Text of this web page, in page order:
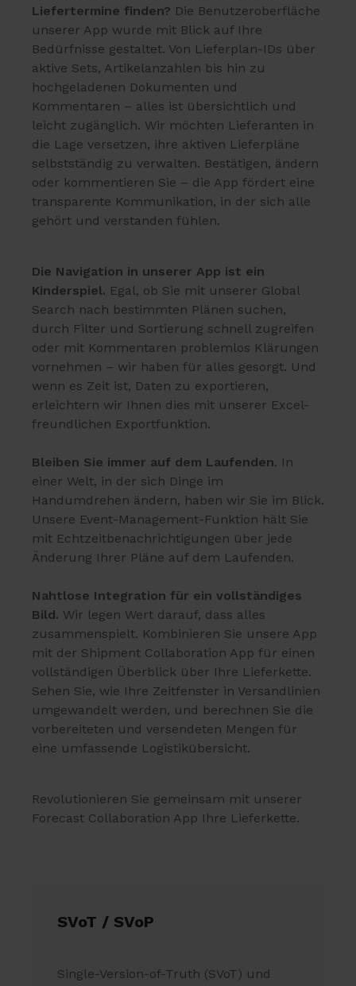
Liefertermine finden? Die Benutzeroberfläche
unserer App wurde mit Blick auf Ihre
Bedürfnisse gestaltet. Von Lieferplan-IDs über
aktive Sets, Artikelanzahlen bis hin zu
hochgeladenen Dokumenten und
Kommentaren – alles ist übersichtlich und
leicht zugänglich. Wir möchten Lieferanten in
die Lage versetzen, ihre aktiven Lieferpläne
selbstständig zu verwalten. Bestätigen, ändern
oder kommentieren Sie – die App fördert eine
transparente Kommunikation, in der sich alle
gehört und verstanden fühlen.
Die Navigation in unserer App ist ein
Kinderspiel. Egal, ob Sie mit unserer Global
Search nach bestimmten Plänen suchen,
durch Filter und Sortierung schnell zugreifen
oder mit Kommentaren problemlos Klärungen
vornehmen – wir haben für alles gesorgt. Und
wenn es Zeit ist, Daten zu exportieren,
erleichtern wir Ihnen dies mit unserer Excel-
freundlichen Exportfunktion.
Bleiben Sie immer auf dem Laufenden. In
einer Welt, in der sich Dinge im
Handumdrehen ändern, haben wir Sie im Blick.
Unsere Event-Management-Funktion hält Sie
mit Echtzeitbenachrichtigungen über jede
Änderung Ihrer Pläne auf dem Laufenden.
Nahtlose Integration für ein vollständiges
Bild. Wir legen Wert darauf, dass alles
zusammenspielt. Kombinieren Sie unsere App
mit der Shipment Collaboration App für einen
vollständigen Überblick über Ihre Lieferkette.
Sehen Sie, wie Ihre Zeitfenster in Versandlinien
umgewandelt werden, und berechnen Sie die
vorbereiteten und versendeten Mengen für
eine umfassende Logistikübersicht.
Revolutionieren Sie gemeinsam mit unserer
Forecast Collaboration App Ihre Lieferkette.
SVoT / SVoP
Single-Version-of-Truth (SVoT) und